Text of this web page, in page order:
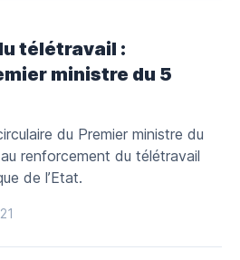
télétravail :
ministre du 5
du Premier ministre du
renforcement du télétravail
de l’Etat.